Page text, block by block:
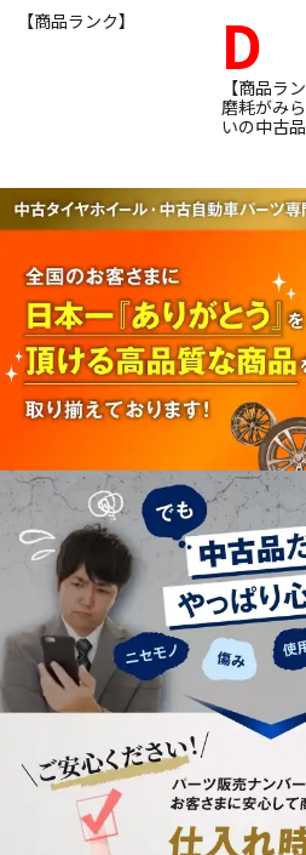
【商品ランク】
D
【商品ラ
磨耗がみ
いの中古品